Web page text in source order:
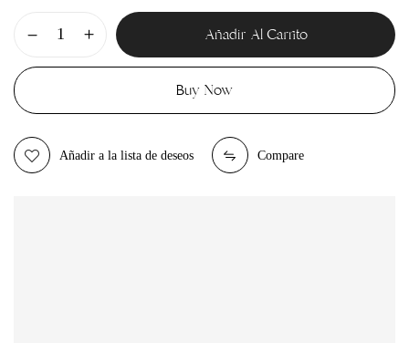
Añadir Al Carrito
Buy Now
Añadir a la lista de deseos Compare